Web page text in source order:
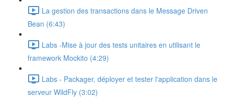
La gestion des transactions dans le Message Driven
Bean (6:43)
Labs -Mise à jour des tests unitaires en utilisant le
framework Mockito (4:29)
Labs - Packager, déployer et tester l'application dans le
serveur WildFly (3:02)